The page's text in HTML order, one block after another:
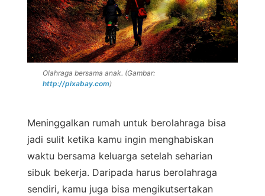
Olahraga bersama anak. (Gambar:
http://pixabay.com)
Meninggalkan rumah untuk berolahraga bisa
jadi sulit ketika kamu ingin menghabiskan
waktu bersama keluarga setelah seharian
sibuk bekerja. Daripada harus berolahraga
sendiri, kamu juga bisa mengikutsertakan